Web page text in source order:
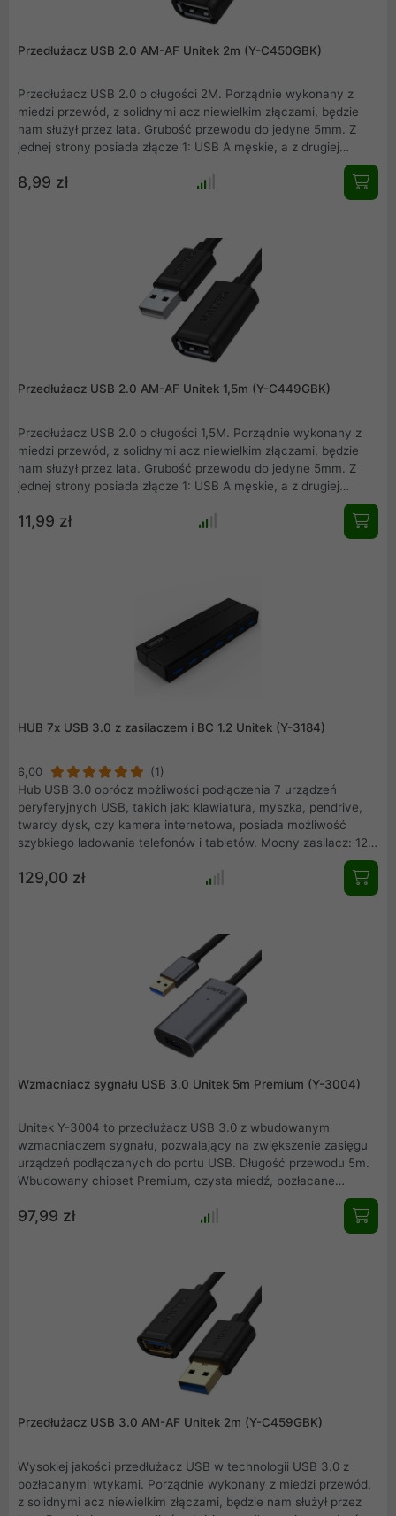
Przedłużacz USB 2.0 AM-AF Unitek 2m (Y-C450GBK)
Przedłużacz USB 2.0 o długości 2M. Porządnie wykonany z
miedzi przewód, z solidnymi acz niewielkim złączami, będzie
nam służył przez lata. Grubość przewodu do jedyne 5mm. Z
jednej strony posiada złącze 1: USB A męskie, a z drugiej
złącze 2: USB A żeńskie. Nie wymaga dodatkowego zasilania
przy urządzeniach o małym poborze mocy.
8,99 zł
Przedłużacz USB 2.0 AM-AF Unitek 1,5m (Y-C449GBK)
Przedłużacz USB 2.0 o długości 1,5M. Porządnie wykonany z
miedzi przewód, z solidnymi acz niewielkim złączami, będzie
nam służył przez lata. Grubość przewodu do jedyne 5mm. Z
jednej strony posiada złącze 1: USB A męskie, a z drugiej
złącze 2: USB A żeńskie. Nie wymaga dodatkowego zasilania
przy urządzeniach o małym poborze mocy.
11,99 zł
HUB 7x USB 3.0 z zasilaczem i BC 1.2 Unitek (Y-3184)
6,00
(1)
Hub USB 3.0 oprócz możliwości podłączenia 7 urządzeń
peryferyjnych USB, takich jak: klawiatura, myszka, pendrive,
twardy dysk, czy kamera internetowa, posiada możliwość
szybkiego ładowania telefonów i tabletów. Mocny zasilacz: 12V
3A pozwala na podanie na każdym porcie prądu o wartości
1,5A. Posiada także zaimplementowane zabezpieczenia przed
zwarciem, przeładowaniem lub nieporządanym napięciem.
129,00 zł
Wzmacniacz sygnału USB 3.0 Unitek 5m Premium (Y-3004)
Unitek Y-3004 to przedłużacz USB 3.0 z wbudowanym
wzmacniaczem sygnału, pozwalający na zwiększenie zasięgu
urządzeń podłączanych do portu USB. Długość przewodu 5m.
Wbudowany chipset Premium, czysta miedź, pozłacane
powodują, że przewód Y-3004 przedłuża i wzmacnia sygnał
USB 3.0 bez utraty jego jakości, a transfer jest lepszy nawet o
97,99 zł
Przedłużacz USB 3.0 AM-AF Unitek 2m (Y-C459GBK)
Wysokiej jakości przedłużacz USB w technologii USB 3.0 z
pozłacanymi wtykami. Porządnie wykonany z miedzi przewód,
z solidnymi acz niewielkim złączami, będzie nam służył przez